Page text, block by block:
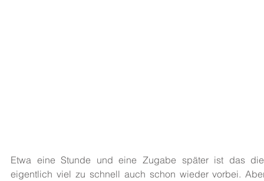
Etwa eine Stunde und eine Zugabe später ist das
eigentlich viel zu schnell auch schon wieder vorbei.